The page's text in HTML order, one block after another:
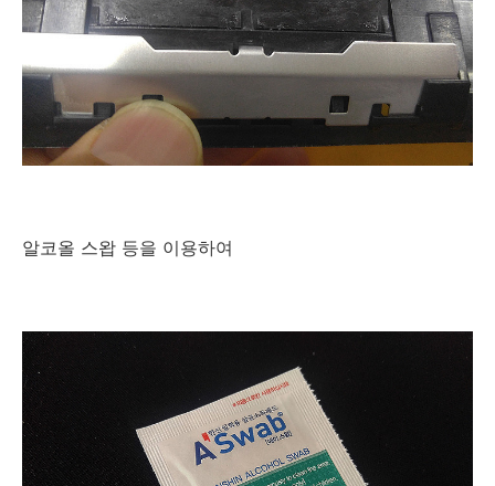
알코올 스왑 등을 이용하여